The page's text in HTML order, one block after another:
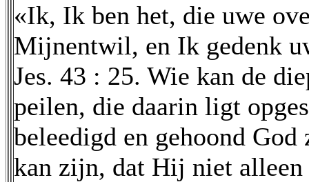
«Ik, Ik ben het, die uwe
Mijnentwil, en Ik gedenk
Jes. 43 : 25. Wie kan de
peilen, die daarin ligt
beleedigd en gehoond
kan zijn, dat Hij niet alleen